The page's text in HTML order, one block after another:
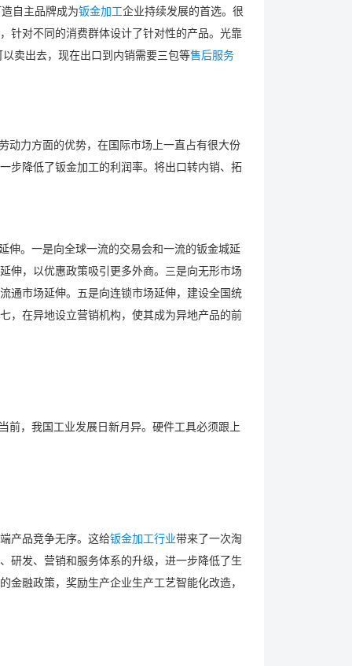
自主品牌成为钣金加工企业持续发展的首选。很
针对不同的消费群体设计了针对性的产品。光靠
卖出去，现在出口到内销需要三包等售后服务
动力方面的优势，在国际市场上一直占有很大份
步降低了钣金加工的利润率。将出口转内销、拓
伸。一是向全球一流的交易会和一流的钣金城延
伸，以优惠政策吸引更多外商。三是向无形市场
通市场延伸。五是向连锁市场延伸，建设全国统
，在异地设立营销机构，使其成为异地产品的前
前，我国工业发展日新月异。硬件工具必须跟上
产品竞争无序。这给钣金加工行业带来了一次淘
研发、营销和服务体系的升级，进一步降低了生
融政策，奖励生产企业生产工艺智能化改造，